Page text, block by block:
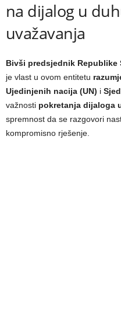
na dijalog u
uvažavanja
Bivši predsjednik Republike
je vlast u ovom entitetu
Ujedinjenih nacija (UN) i
važnosti pokretanja dijaloga
spremnost da se razgovori
kompromisno rješenje.